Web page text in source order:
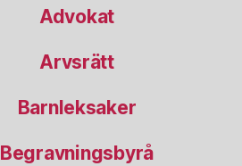
Advokat
Arvsrätt
Barnleksaker
Begravningsbyrå